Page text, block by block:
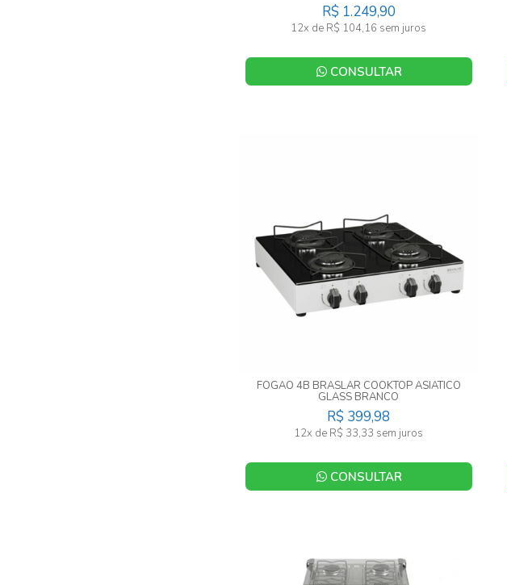
R$ 1.249,90
12x de R$ 104,16 sem juros
CONSULTAR
FOGAO 4B BRASLAR COOKTOP ASIATICO
GLASS BRANCO
R$ 399,98
12x de R$ 33,33 sem juros
CONSULTAR